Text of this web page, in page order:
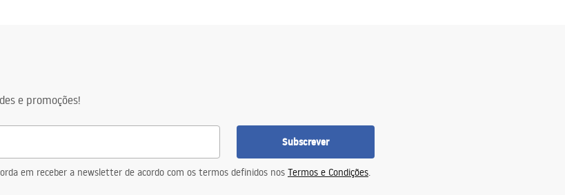
e promoções!
Subscrever
em receber a newsletter de acordo com os termos definidos nos Termos e Condições.